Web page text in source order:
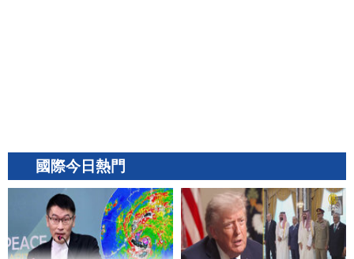
國際今日熱門